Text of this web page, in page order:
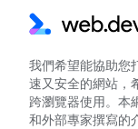
我們希望能協助您
速又安全的網站，
跨瀏覽器使用。本
和外部專家撰寫的